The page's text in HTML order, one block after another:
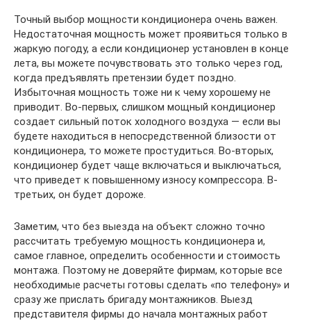
Точный выбор мощности кондиционера очень важен.
Недостаточная мощность может проявиться только в
жаркую погоду, а если кондиционер установлен в конце
лета, вы можете почувствовать это только через год,
когда предъявлять претензии будет поздно.
Избыточная мощность тоже ни к чему хорошему не
приводит. Во-первых, слишком мощный кондиционер
создает сильный поток холодного воздуха — если вы
будете находиться в непосредственной близости от
кондиционера, то можете простудиться. Во-вторых,
кондиционер будет чаще включаться и выключаться,
что приведет к повышенному износу компрессора. В-
третьих, он будет дороже.
Заметим, что без выезда на объект сложно точно
рассчитать требуемую мощность кондиционера и,
самое главное, определить особенности и стоимость
монтажа. Поэтому не доверяйте фирмам, которые все
необходимые расчеты готовы сделать «по телефону» и
сразу же прислать бригаду монтажников. Выезд
представителя фирмы до начала монтажных работ